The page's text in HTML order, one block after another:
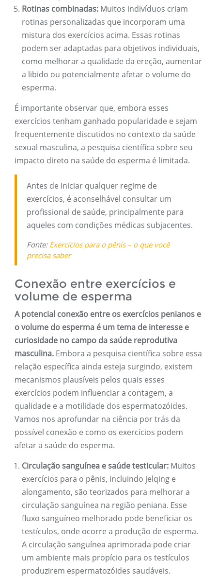
Rotinas combinadas: Muitos indivíduos criam
rotinas personalizadas que incorporam uma
mistura dos exercícios acima. Essas rotinas
podem ser adaptadas para objetivos individuais,
como melhorar a qualidade da ereção, aumentar
a libido ou potencialmente afetar o volume do
esperma.
É importante observar que, embora esses
exercícios tenham ganhado popularidade e sejam
frequentemente discutidos no contexto da saúde
sexual masculina, a pesquisa científica sobre seu
impacto direto na saúde do esperma é limitada.
Antes de iniciar qualquer regime de
exercícios, é aconselhável consultar um
profissional de saúde, principalmente para
aqueles com condições médicas subjacentes.
Fonte: Exercícios para o pênis – o que você
precisa saber
Conexão entre exercícios e
volume de esperma
A potencial conexão entre os exercícios penianos e
o volume do esperma é um tema de interesse e
curiosidade no campo da saúde reprodutiva
masculina. Embora a pesquisa científica sobre essa
relação específica ainda esteja surgindo, existem
mecanismos plausíveis pelos quais esses
exercícios podem influenciar a contagem, a
qualidade e a motilidade dos espermatozóides.
Vamos nos aprofundar na ciência por trás da
possível conexão e como os exercícios podem
afetar a saúde do esperma.
Circulação sanguínea e saúde testicular: Muitos
exercícios para o pênis, incluindo jelqing e
alongamento, são teorizados para melhorar a
circulação sanguínea na região peniana. Esse
fluxo sanguíneo melhorado pode beneficiar os
testículos, onde ocorre a produção de esperma.
A circulação sanguínea aprimorada pode criar
um ambiente mais propício para os testículos
produzirem espermatozóides saudáveis.